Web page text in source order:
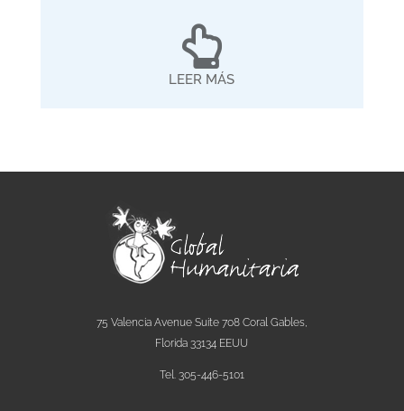

LEER MÁS
75 Valencia Avenue Suite 708 Coral Gables,
Florida 33134 EEUU
Tel. 305-446-5101